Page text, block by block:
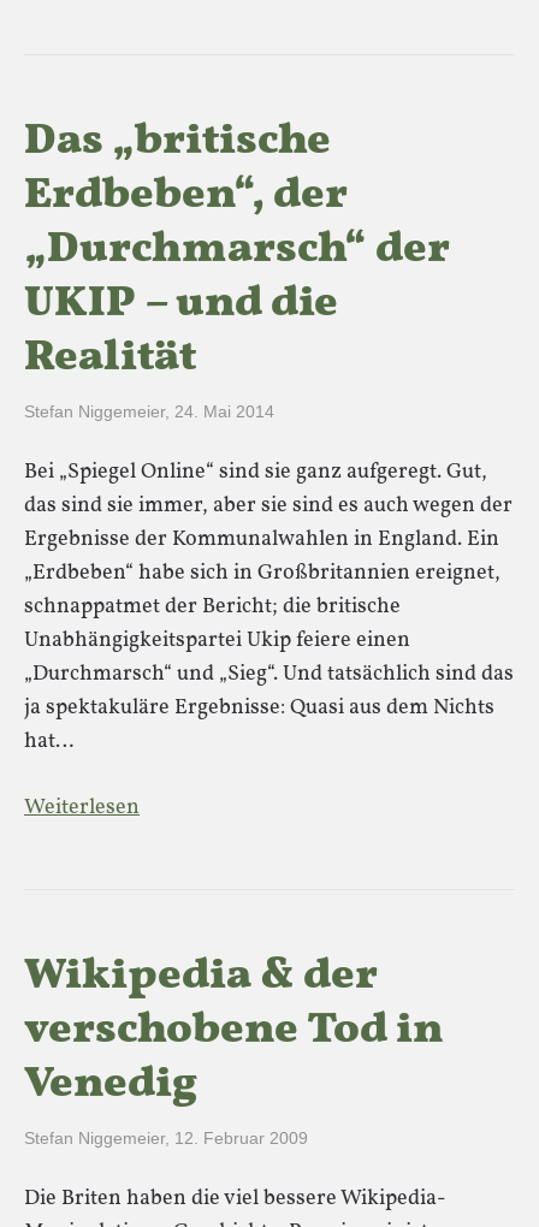
Das „britische
Erdbeben“, der
„Durchmarsch“ der
UKIP – und die
Realität
Stefan Niggemeier, 24. Mai 2014
Bei „Spiegel Online“ sind sie ganz aufgeregt. Gut,
das sind sie immer, aber sie sind es auch wegen der
Ergebnisse der Kommunalwahlen in England. Ein
„Erdbeben“ habe sich in Großbritannien ereignet,
schnappatmet der Bericht; die britische
Unabhängigkeitspartei Ukip feiere einen
„Durchmarsch“ und „Sieg“. Und tatsächlich sind das
ja spektakuläre Ergebnisse: Quasi aus dem Nichts
hat…
Weiterlesen
Wikipedia & der
verschobene Tod in
Venedig
Stefan Niggemeier, 12. Februar 2009
Die Briten haben die viel bessere Wikipedia-